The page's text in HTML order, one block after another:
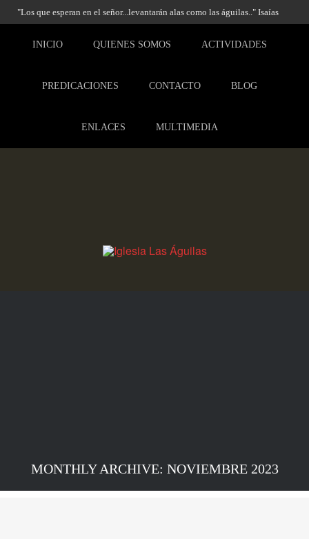
"Los que esperan en el señor...levantarán alas como las águilas.." Isaías
INICIO
QUIENES SOMOS ACTIVIDADES
PREDICACIONES CONTACTO BLOG
ENLACES MULTIMEDIA
MONTHLY ARCHIVE: NOVIEMBRE 2023